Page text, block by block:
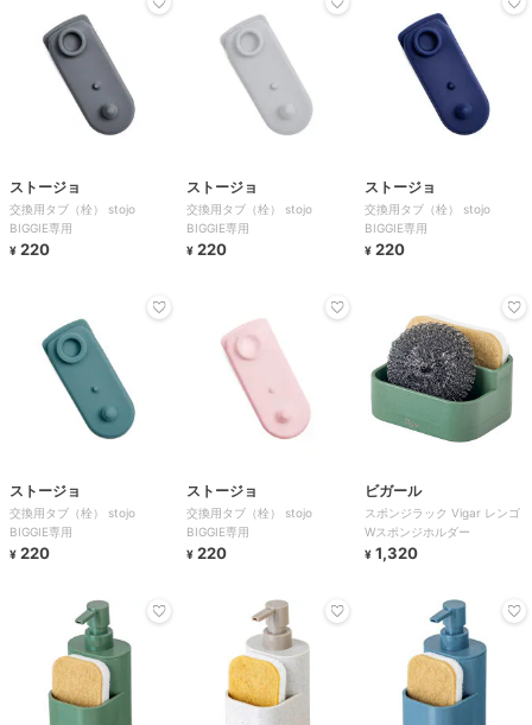
ストージョ
交換用タブ（栓） stojo
BIGGIE専用
¥ 220
ストージョ
交換用タブ（栓） stojo
BIGGIE専用
¥ 220
ストージョ
交換用タブ（栓） stojo
BIGGIE専用
¥ 220
ストージョ
交換用タブ（栓） stojo
BIGGIE専用
¥ 220
ストージョ
交換用タブ（栓） stojo
BIGGIE専用
¥ 220
ビガール
スポンジラック Vigar レンゴ
Wスポンジホルダー
¥ 1,320